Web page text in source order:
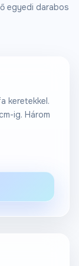
egyedi darabos
€-tól
keretekkel.
ig. Három
tól